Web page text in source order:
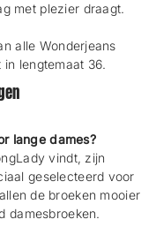
met plezier draagt.
alle Wonderjeans
lengtemaat 36.
lange dames?
vindt, zijn
geselecteerd voor
de broeken mooier
damesbroeken.